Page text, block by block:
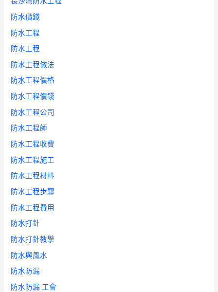
防水價錢
防水工程
防水工程
防水工程做法
防水工程價格
防水工程價錢
防水工程公司
防水工程師
防水工程收費
防水工程施工
防水工程材料
防水工程步驟
防水工程費用
防水打針
防水打針教學
防水與風水
防水防漏
防水防漏 工會